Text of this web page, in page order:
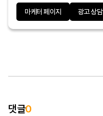
마케터 페이지 광고 상담
댓글0